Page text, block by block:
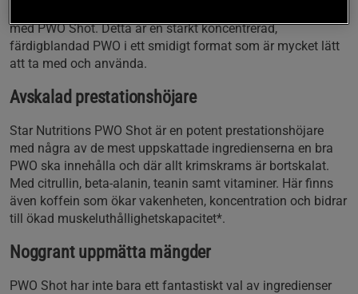
med PWO Shot. Detta är en starkt koncentrerad,
färdigblandad PWO i ett smidigt format som är mycket lätt
att ta med och använda.
Avskalad prestationshöjare
Star Nutritions PWO Shot är en potent prestationshöjare
med några av de mest uppskattade ingredienserna en bra
PWO ska innehålla och där allt krimskrams är bortskalat.
Med citrullin, beta-alanin, teanin samt vitaminer. Här finns
även koffein som ökar vakenheten, koncentration och bidrar
till ökad muskeluthållighetskapacitet*.
Noggrant uppmätta mängder
PWO Shot har inte bara ett fantastiskt val av ingredienser